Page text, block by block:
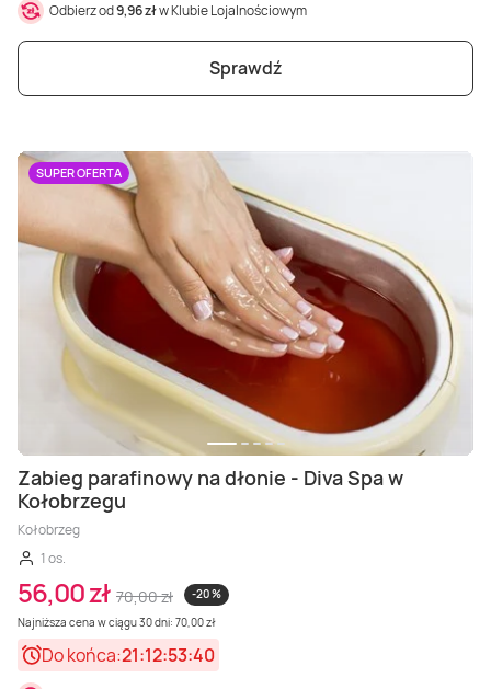
Odbierz od9,96 złw Klubie Lojalnościowym
Sprawdź
SUPER OFERTA
Zabieg parafinowy na dłonie - Diva Spa w
Kołobrzegu
Kołobrzeg
1 os.
56,00 zł 70,00 zł
-20 %
Najniższa cena w ciągu 30 dni: 70,00 zł
Do końca:21:12:53:38